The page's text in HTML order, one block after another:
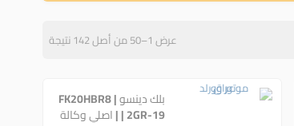
عرض 1–50 من أصل 142 نتيجة
بلك دينسو | FK20HBR8
| 2GR-19 | اصلي وكالة